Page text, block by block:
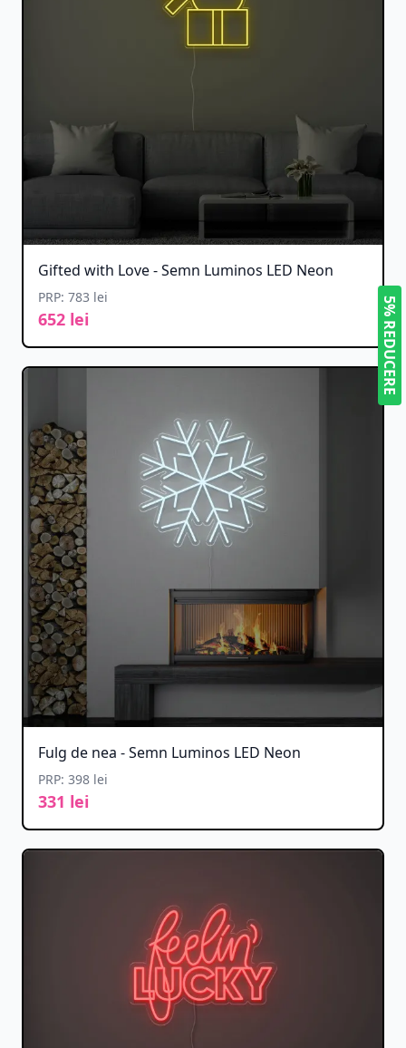
Gifted with Love - Semn Luminos LED Neon
PRP: 783 lei
652 lei
Fulg de nea - Semn Luminos LED Neon
PRP: 398 lei
331 lei
5% REDUCERE